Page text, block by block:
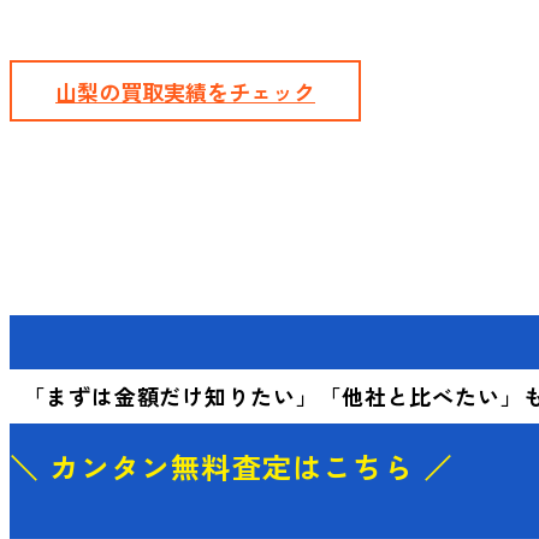
山梨の買取実績をチェック
「まずは金額だけ知りたい」 「他社と比べたい」
＼ カンタン無料査定はこちら ／